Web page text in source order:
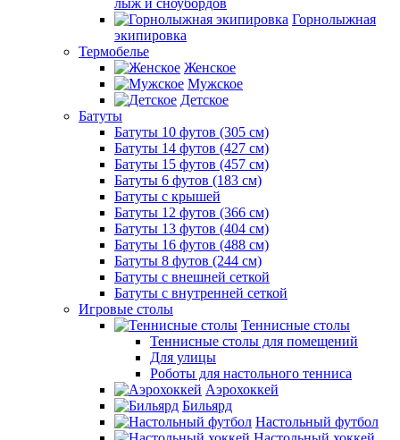
лыж и сноубордов
Горнолыжная
экипировка
Термобелье
Женское
Мужское
Детское
Батуты
Батуты 10 футов (305 см)
Батуты 14 футов (427 см)
Батуты 15 футов (457 см)
Батуты 6 футов (183 см)
Батуты с крышей
Батуты 12 футов (366 см)
Батуты 13 футов (404 см)
Батуты 16 футов (488 см)
Батуты 8 футов (244 см)
Батуты с внешней сеткой
Батуты с внутренней сеткой
Игровые столы
Теннисные столы
Теннисные столы для помещений
Для улицы
Роботы для настольного тенниса
Аэрохоккей
Бильярд
Настольный футбол